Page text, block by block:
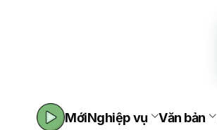
MớiNghiệp vụ Văn bản